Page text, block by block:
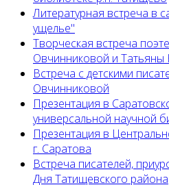
Литературная встреча в
ущелье"
Творческая встреча
Овчинниковой и Татьяны
Встреча с детскими
Овчинниковой
Презентация в
универсальной научной
Презентация в
г. Саратова
Встреча писателей,
Дня Татищевского района